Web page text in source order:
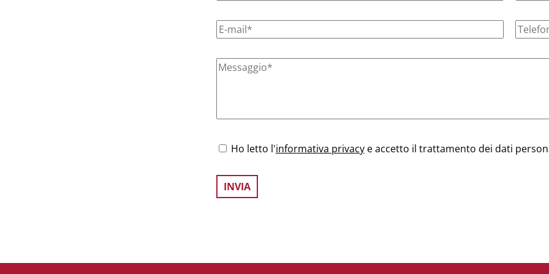
Ho letto l'informativa privacye accetto il trattamento dei dati